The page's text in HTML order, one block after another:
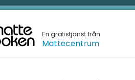
En gratistjänst från
Mattecentrum